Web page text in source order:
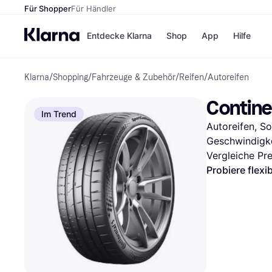
Für ShopperFür Händler
Entdecke Klarna
Zahlungsmethoden
Sofort bezahlen
Bezahle in 3
Teilzahlungen
Bezahle in bis zu 30
Ratenzahlung
Shop
Shops
H&M
Temu
App Hilfe
Klarna/Shopping/Fahrzeuge & Zubehör/Reifen/Autoreifen
Im Trend
Autoreifen,
Vergleiche
Probiere